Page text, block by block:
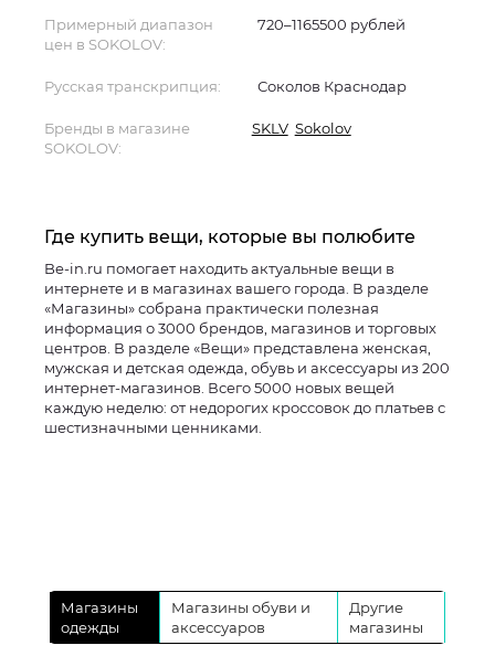
Примерный диапазон
цен в SOKOLOV:
720–1165500 рублей
Русская транскрипция: Соколов Краснодар
Бренды в магазине
SOKOLOV:
SKLV Sokolov
Где купить вещи, которые вы полюбите
Be-in.ru помогает находить актуальные вещи в
интернете и в магазинах вашего города. В разделе
«Магазины» собрана практически полезная
информация о 3000 брендов, магазинов и торговых
центров. В разделе «Вещи» представлена женская,
мужская и детская одежда, обувь и аксессуары из 200
интернет-магазинов. Всего 5000 новых вещей
каждую неделю: от недорогих кроссовок до платьев с
шестизначными ценниками.
Магазины
одежды
Магазины обуви и
аксессуаров
Другие
магазины